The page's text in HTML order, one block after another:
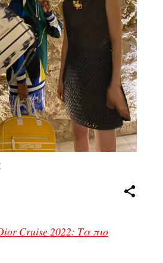
Cruise 2022: Τα πιο